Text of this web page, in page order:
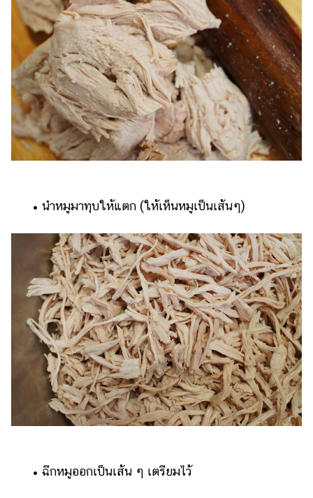
​​ •​ ​นำหมูมาทุบให้แตก (ให้เห็นหมูเป็นเส้นๆ)
​​ •​ ​ฉีกหมูออกเป็นเส้น ๆ เตรียมไว้